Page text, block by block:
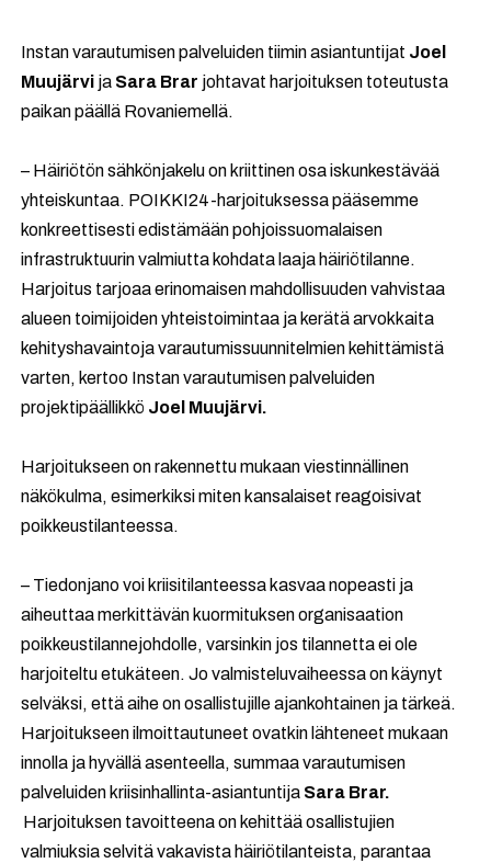
Instan varautumisen palveluiden tiimin asiantuntijat Joel
Muujärvi ja Sara Brar johtavat harjoituksen toteutusta
paikan päällä Rovaniemellä.
– Häiriötön sähkönjakelu on kriittinen osa iskunkestävää
yhteiskuntaa. POIKKI24-harjoituksessa pääsemme
konkreettisesti edistämään pohjoissuomalaisen
infrastruktuurin valmiutta kohdata laaja häiriötilanne.
Harjoitus tarjoaa erinomaisen mahdollisuuden vahvistaa
alueen toimijoiden yhteistoimintaa ja kerätä arvokkaita
kehityshavaintoja varautumissuunnitelmien kehittämistä
varten, kertoo Instan varautumisen palveluiden
projektipäällikkö Joel Muujärvi.
Harjoitukseen on rakennettu mukaan viestinnällinen
näkökulma, esimerkiksi miten kansalaiset reagoisivat
poikkeustilanteessa.
– Tiedonjano voi kriisitilanteessa kasvaa nopeasti ja
aiheuttaa merkittävän kuormituksen organisaation
poikkeustilannejohdolle, varsinkin jos tilannetta ei ole
harjoiteltu etukäteen. Jo valmisteluvaiheessa on käynyt
selväksi, että aihe on osallistujille ajankohtainen ja tärkeä.
Harjoitukseen ilmoittautuneet ovatkin lähteneet mukaan
innolla ja hyvällä asenteella, summaa varautumisen
palveluiden kriisinhallinta-asiantuntija Sara Brar.
Harjoituksen tavoitteena on kehittää osallistujien
valmiuksia selvitä vakavista häiriötilanteista, parantaa